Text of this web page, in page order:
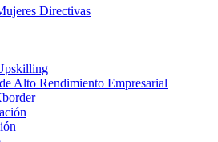
Directivas
Alto Rendimiento Empresarial